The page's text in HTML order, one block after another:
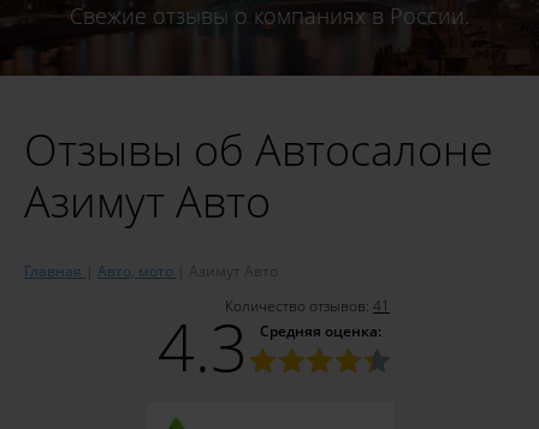
Свежие отзывы о компаниях в России.
Отзывы об Автосалоне
Азимут Авто
Главная Авто, мото
Азимут Авто
Количество отзывов: 41
Средняя оценка:
4.3